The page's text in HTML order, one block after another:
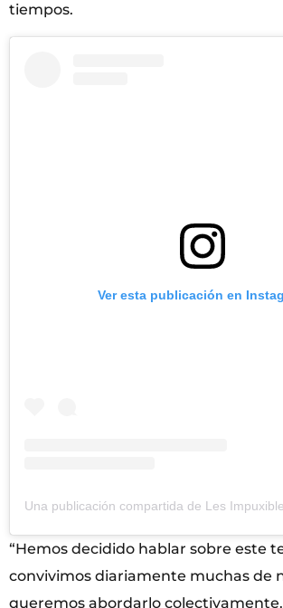
tiempos.
Ver esta publicación en
“Hemos decidido hablar sobre este
convivimos diariamente muchas de
queremos abordarlo